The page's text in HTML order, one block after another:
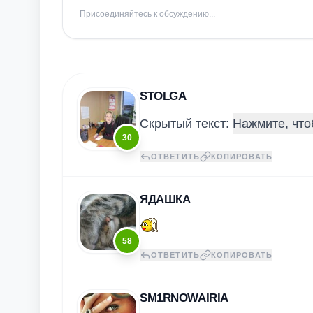
Присоединяйтесь к обсуждению...
30
STOLGA
Скрытый текст:
ОТВЕТИТЬ КОПИРОВАТЬ
58
ЯДАШКА
ОТВЕТИТЬ КОПИРОВАТЬ
SM1RNOWAIRIA